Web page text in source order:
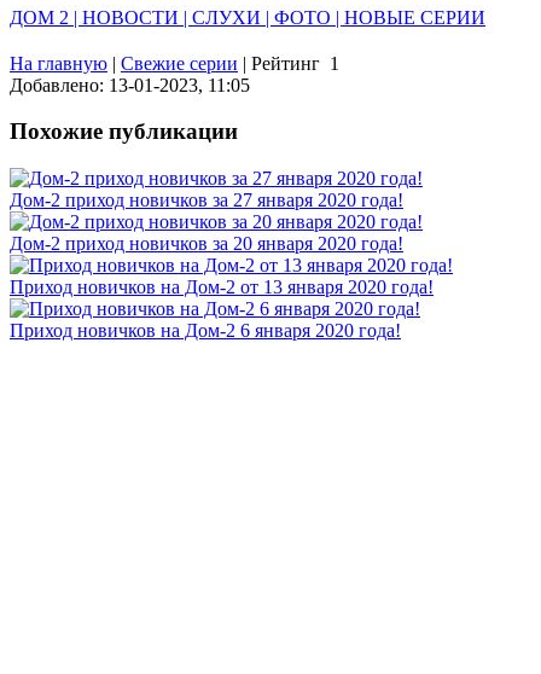
ДОМ 2 | НОВОСТИ | СЛУХИ | ФОТО | НОВЫЕ СЕРИИ
На главную | Свежие серии | Рейтинг 1
Добавлено: 13-01-2023, 11:05
Похожие публикации
Дом-2 приход новичков за 27 января 2020 года!
Дом-2 приход новичков за 20 января 2020 года!
Приход новичков на Дом-2 от 13 января 2020 года!
Приход новичков на Дом-2 6 января 2020 года!